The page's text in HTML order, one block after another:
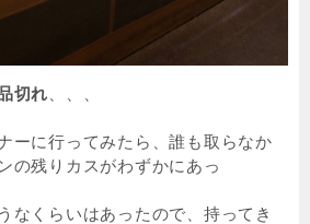
切れ
ーに行ってみたら、誰も取らなか
の残りカスがわずかにあっ
なくらいはあったので、持ってき